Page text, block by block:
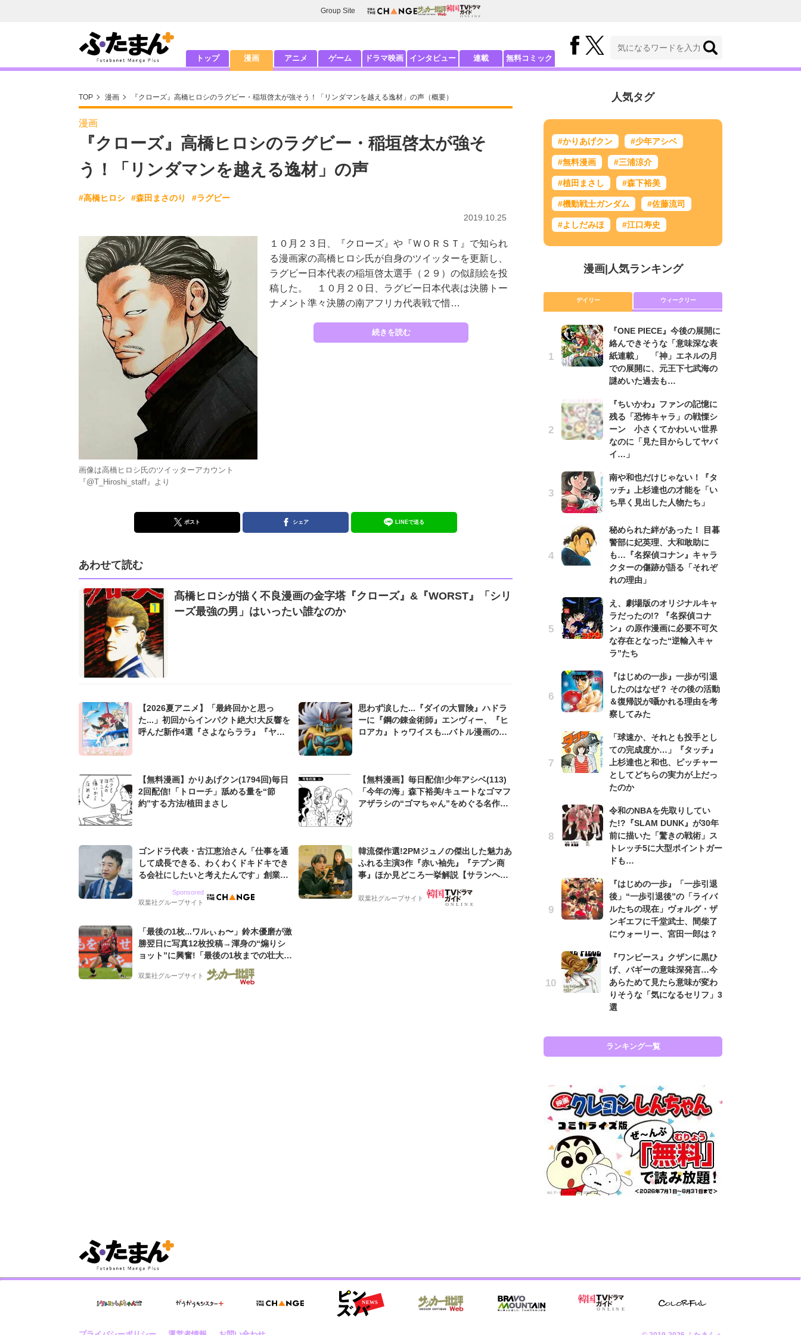
Group Site
トップ 漫画 アニメ ゲーム ドラマ映画 インタビュー 連載 無料コミック
TOP 漫画 『クローズ』高橋ヒロシのラグビー・稲垣啓太が強そう！「リンダマンを越える逸材」の声（概要）
漫画
『クローズ』高橋ヒロシのラグビー・稲垣啓太が強そ
う！「リンダマンを越える逸材」の声
#高橋ヒロシ #森田まさのり #ラグビー
2019.10.25
画像は高橋ヒロシ氏のツイッターアカウント
『@T_Hiroshi_staff』より
１０月２３日、『クローズ』や『ＷＯＲＳＴ』で知られ
る漫画家の高橋ヒロシ氏が自身のツイッターを更新し、
ラグビー日本代表の稲垣啓太選手（２９）の似顔絵を投
稿した。 １０月２０日、ラグビー日本代表は決勝トー
ナメント準々決勝の南アフリカ代表戦で惜…
続きを読む
ポスト シェア LINEで送る
あわせて読む
髙橋ヒロシが描く不良漫画の金字塔『クローズ』&『WORST』「シリ
ーズ最強の男」はいったい誰なのか
【2026夏アニメ】「最終回かと思っ
た...」初回からインパクト絶大!大反響を
呼んだ新作4選『さよならララ』『ヤニ
思わず涙した...『ダイの大冒険』ハドラ
ーに『鋼の錬金術師』エンヴィー、『ヒ
ロアカ』トゥワイスも...バトル漫画の
【無料漫画】かりあげクン(1794回)毎日
2回配信!「トローチ」舐める量を“節
約”する方法/植田まさし
【無料漫画】毎日配信!少年アシベ(113)
「今年の海」森下裕美/キュートなゴマフ
アザラシの“ゴマちゃん”をめぐる名作ギ
ゴンドラ代表・古江恵治さん「仕事を通
して成長できる、わくわくドキドキでき
る会社にしたいと考えたんです」創業来
グ会社のアイデンティティ
Sponsored
双葉社グループサイト
韓流傑作選!2PMジュノの傑出した魅力あ
ふれる主演3作『赤い袖先』『テプン商
事』ほか見どころ一挙解説【サランヘジ
双葉社グループサイト
「最後の1枚...ワルぃゎ〜」鈴木優磨が激
勝翌日に写真12枚投稿→渾身の“煽りシ
ョット”に興奮!「最後の1枚までの壮大な
フリ」「知念くんのことどんだけ好きな
んよw」
双葉社グループサイト
人気タグ
#かりあげクン #少年アシベ
#無料漫画 #三浦涼介
#植田まさし #森下裕美
#機動戦士ガンダム #佐藤流司
#よしだみほ #江口寿史
漫画| 人気ランキング
デイリー ウィークリー
『ONE PIECE』今後の展開に
絡んできそうな「意味深な表
紙連載」 「神」エネルの月
での展開に、元王下七武海の
謎めいた過去も…
『ちいかわ』ファンの記憶に
残る「恐怖キャラ」の戦慄シ
ーン 小さくてかわいい世界
なのに「見た目からしてヤバ
イ…」
南や和也だけじゃない！『タ
ッチ』上杉達也の才能を「い
ち早く見出した人物たち」
秘められた絆があった！ 目暮
警部に妃英理、大和敢助に
も…『名探偵コナン』キャラ
クターの傷跡が語る「それぞ
れの理由」
え、劇場版のオリジナルキャ
ラだったの!? 『名探偵コナ
ン』の原作漫画に必要不可欠
な存在となった“逆輸入キャ
ラ”たち
『はじめの一歩』一歩が引退
したのはなぜ？ その後の活動
＆復帰説が囁かれる理由を考
察してみた
「球速か、それとも投手とし
ての完成度か…」『タッチ』
上杉達也と和也、ピッチャー
としてどちらの実力が上だっ
たのか
令和のNBAを先取りしてい
た!?『SLAM DUNK』が30年
前に描いた「驚きの戦術」ス
トレッチ5に大型ポイントガー
ドも…
『はじめの一歩』「一歩引退
後」“一歩引退後”の「ライバ
ルたちの現在」ヴォルグ・ザ
ンギエフに千堂武士、間柴了
にウォーリー、宮田一郎は？
『ワンピース』クザンに黒ひ
げ、バギーの意味深発言…今
あらためて見たら意味が変わ
りそうな「気になるセリフ」3
選
ランキング一覧